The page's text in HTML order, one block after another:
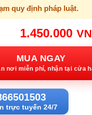
quy định pháp luật.
Giá
gốc:
1.450.000
MUA NGAY
nơi miễn phí, nhận tại cửa
trực tuyến 24/7